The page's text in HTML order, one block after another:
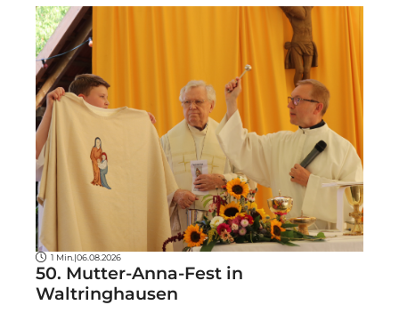
1 Min. |06.08.2026
50. Mutter-Anna-Fest in
Waltringhausen